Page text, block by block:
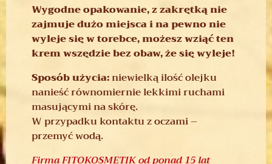
Wygodne opakowanie, z zakrętką nie
zajmuje dużo miejsca i na pewno nie
wyleje się w torebce, możesz wziąć ten
krem wszędzie bez obaw, że się wyleje!
Sposób użycia:niewielką ilość olejku
nanieść równomiernie lekkimi ruchami
masującymi na skórę.
W przypadku kontaktu z oczami –
przemyć wodą.
Firma FITOKOSMETIK od ponad 15 lat